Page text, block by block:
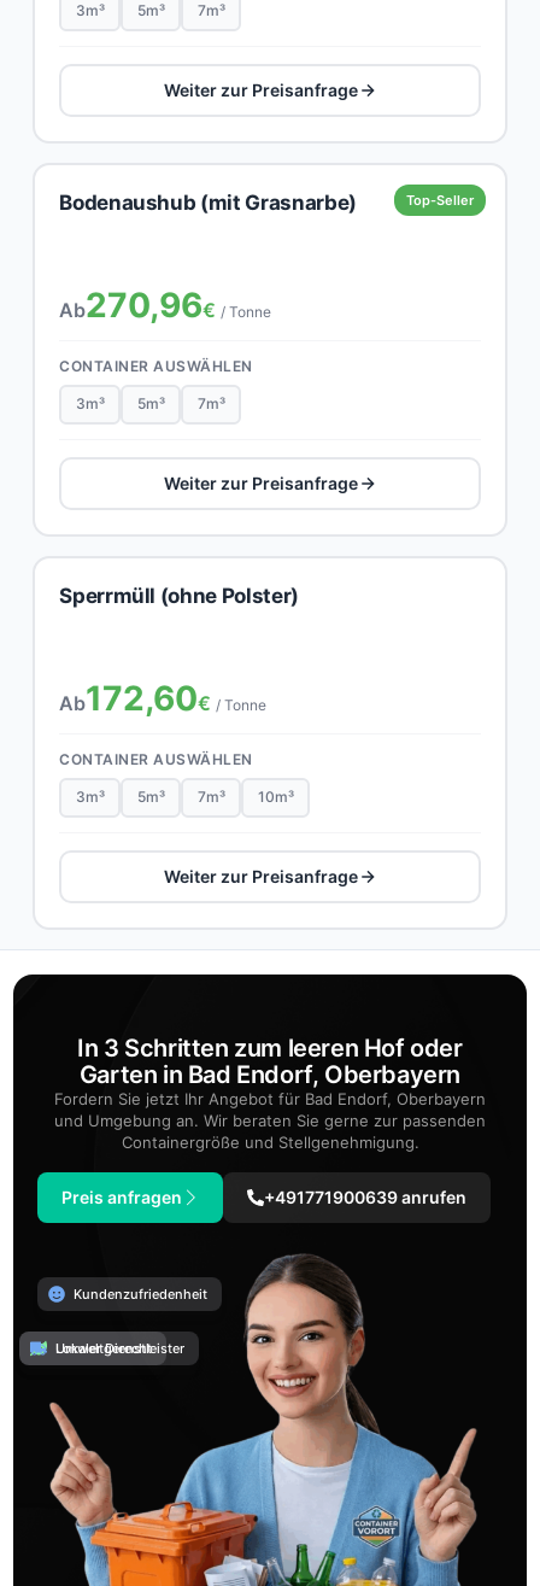
3m³ 5m³ 7m³
Weiter zur Preisanfrage
Top-Seller
Bodenaushub (mit Grasnarbe)
Ab270,96€ / Tonne
CONTAINER AUSWÄHLEN
3m³ 5m³ 7m³
Weiter zur Preisanfrage
Sperrmüll (ohne Polster)
Ab172,60€ / Tonne
CONTAINER AUSWÄHLEN
3m³ 5m³ 7m³ 10m³
Weiter zur Preisanfrage
In 3 Schritten zum leeren Hof oder
Garten in Bad Endorf, Oberbayern
Fordern Sie jetzt Ihr Angebot für Bad Endorf, Oberbayern
und Umgebung an. Wir beraten Sie gerne zur passenden
Containergröße und Stellgenehmigung.
Preis anfragen +491771900639 anrufen
Kundenzufriedenheit
Umweltgerecht
Lokaler Dienstleister